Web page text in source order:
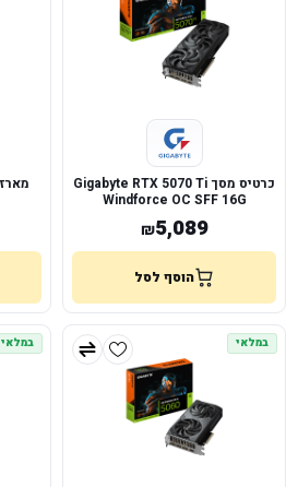
כרטיס מסך Gigabyte RTX 5070 Ti
Windforce OC SFF 16G
₪5,089
הוסף לסל
במלאי במלאי